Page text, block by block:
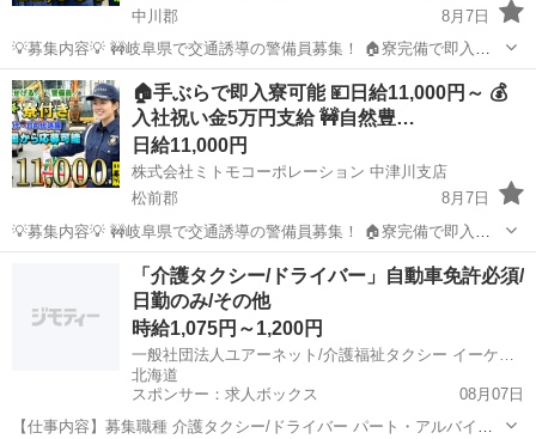
中川郡
8月7日
💡募集内容💡 🚧岐阜県で交通誘導の警備員募集！ 🏠寮完備で即入寮
OK。 🔰未経験でも安心の研修体制。 👫男女歓迎＆カップル応募も大
歓迎。 ✨安心して働ける環境で新生活をスタートしませんか？ 💴【日
給】 ✅日...
北海道 中川郡 その他 無料
🏠手ぶらで即入寮可能 💴日給11,000円～ 💰
入社祝い金5万円支給 🚧自然豊…
日給11,000円
株式会社ミトモコーポレーション 中津川支店
松前郡
8月7日
💡募集内容💡 🚧岐阜県で交通誘導の警備員募集！ 🏠寮完備で即入寮
OK。 🔰未経験でも安心の研修体制。 👫男女歓迎＆カップル応募も大
歓迎。 ✨安心して働ける環境で新生活をスタートしませんか？ 💴【日
給】 ✅日...
その他
「介護タクシー/ドライバー」自動車免許必須/
日勤のみ/その他
時給1,075円～1,200円
一般社団法人ユアーネット/介護福祉タクシー イーケア・サービス・ユアーネット
北海道
スポンサー：求人ボックス
08月07日
【仕事内容】募集職種 介護タクシー/ドライバー パート・アルバイト